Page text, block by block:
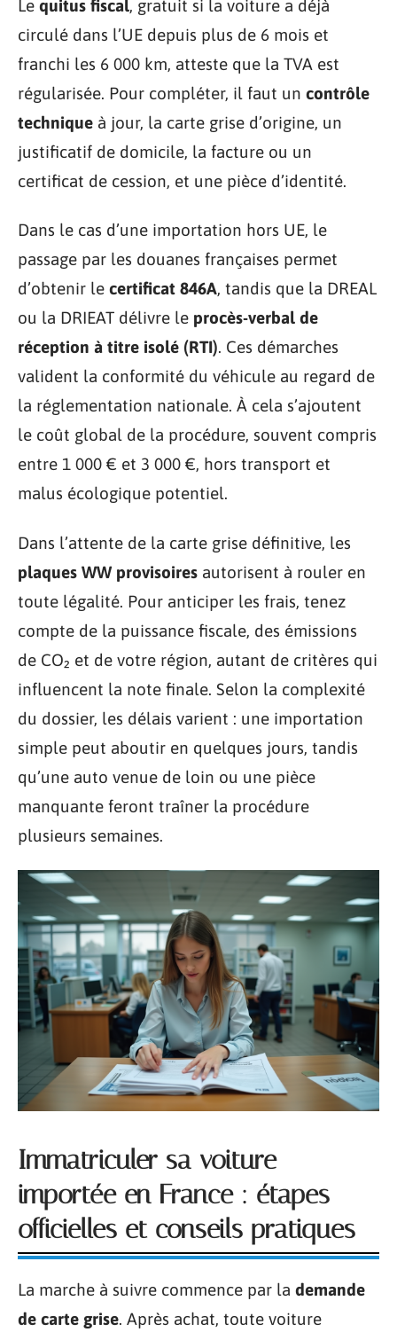
Le quitus fiscal, gratuit si la voiture a déjà
circulé dans l’UE depuis plus de 6 mois et
franchi les 6 000 km, atteste que la TVA est
régularisée. Pour compléter, il faut un contrôle
technique à jour, la carte grise d’origine, un
justificatif de domicile, la facture ou un
certificat de cession, et une pièce d’identité.
Dans le cas d’une importation hors UE, le
passage par les douanes françaises permet
d’obtenir le certificat 846A, tandis que la DREAL
ou la DRIEAT délivre le procès-verbal de
réception à titre isolé (RTI). Ces démarches
valident la conformité du véhicule au regard de
la réglementation nationale. À cela s’ajoutent
le coût global de la procédure, souvent compris
entre 1 000 € et 3 000 €, hors transport et
malus écologique potentiel.
Dans l’attente de la carte grise définitive, les
plaques WW provisoires autorisent à rouler en
toute légalité. Pour anticiper les frais, tenez
compte de la puissance fiscale, des émissions
de CO₂ et de votre région, autant de critères qui
influencent la note finale. Selon la complexité
du dossier, les délais varient : une importation
simple peut aboutir en quelques jours, tandis
qu’une auto venue de loin ou une pièce
manquante feront traîner la procédure
plusieurs semaines.
Immatriculer sa voiture
importée en France : étapes
officielles et conseils pratiques
La marche à suivre commence par la demande
de carte grise. Après achat, toute voiture